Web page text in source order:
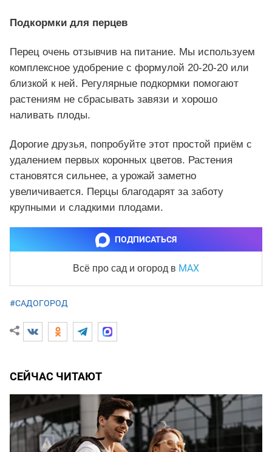
Подкормки для перцев
Перец очень отзывчив на питание. Мы используем
комплексное удобрение с формулой 20-20-20 или
близкой к ней. Регулярные подкормки помогают
растениям не сбрасывать завязи и хорошо
наливать плоды.
Дорогие друзья, попробуйте этот простой приём с
удалением первых коронных цветов. Растения
становятся сильнее, а урожай заметно
увеличивается. Перцы благодарят за заботу
крупными и сладкими плодами.
ПОДПИСАТЬСЯ
Всё про сад и огород в MAX
#САДОГОРОД
СЕЙЧАС ЧИТАЮТ